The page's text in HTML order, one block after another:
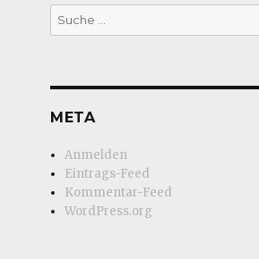
Suche
nach:
META
Anmelden
Eintrags-Feed
Kommentar-Feed
WordPress.org